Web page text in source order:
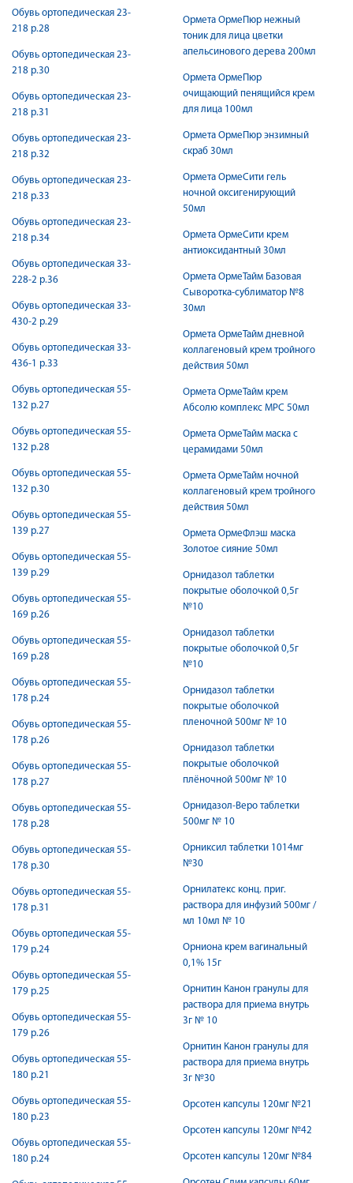
Обувь ортопедическая 23-
218 р.28
Обувь ортопедическая 23-
218 р.30
Обувь ортопедическая 23-
218 р.31
Обувь ортопедическая 23-
218 р.32
Обувь ортопедическая 23-
218 р.33
Обувь ортопедическая 23-
218 р.34
Обувь ортопедическая 33-
228-2 р.36
Обувь ортопедическая 33-
430-2 р.29
Обувь ортопедическая 33-
436-1 р.33
Обувь ортопедическая 55-
132 р.27
Обувь ортопедическая 55-
132 р.28
Обувь ортопедическая 55-
132 р.30
Обувь ортопедическая 55-
139 р.27
Обувь ортопедическая 55-
139 р.29
Обувь ортопедическая 55-
169 р.26
Обувь ортопедическая 55-
169 р.28
Обувь ортопедическая 55-
178 р.24
Обувь ортопедическая 55-
178 р.26
Обувь ортопедическая 55-
178 р.27
Обувь ортопедическая 55-
178 р.28
Обувь ортопедическая 55-
178 р.30
Обувь ортопедическая 55-
178 р.31
Обувь ортопедическая 55-
179 р.24
Обувь ортопедическая 55-
179 р.25
Обувь ортопедическая 55-
179 р.26
Обувь ортопедическая 55-
180 р.21
Обувь ортопедическая 55-
180 р.23
Обувь ортопедическая 55-
180 р.24
Ормета ОрмеПюр нежный
тоник для лица цветки
апельсинового дерева 200мл
Ормета ОрмеПюр
очищающий пенящийся крем
для лица 100мл
Ормета ОрмеПюр энзимный
скраб 30мл
Ормета ОрмеСити гель
ночной оксигенирующий
50мл
Ормета ОрмеСити крем
антиоксидантный 30мл
Ормета ОрмеТайм Базовая
Сыворотка-сублиматор №8
30мл
Ормета ОрмеТайм дневной
коллагеновый крем тройного
действия 50мл
Ормета ОрмеТайм крем
Абсолю комплекс МРС 50мл
Ормета ОрмеТайм маска с
церамидами 50мл
Ормета ОрмеТайм ночной
коллагеновый крем тройного
действия 50мл
Ормета ОрмеФлэш маска
Золотое сияние 50мл
Орнидазол таблетки
покрытые оболочкой 0,5г
№10
Орнидазол таблетки
покрытые оболочкой 0,5г
№10
Орнидазол таблетки
покрытые оболочкой
пленочной 500мг № 10
Орнидазол таблетки
покрытые оболочкой
плёночной 500мг № 10
Орнидазол-Веро таблетки
500мг № 10
Орниксил таблетки 1014мг
№30
Орнилатекс конц. приг.
раствора для инфузий 500мг /
мл 10мл № 10
Орниона крем вагинальный
0,1% 15г
Орнитин Канон гранулы для
раствора для приема внутрь
3г № 10
Орнитин Канон гранулы для
раствора для приема внутрь
3г №30
Орсотен капсулы 120мг №21
Орсотен капсулы 120мг №42
Орсотен капсулы 120мг №84